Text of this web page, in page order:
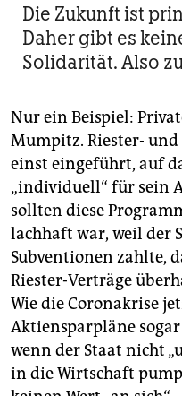
Die Zukunft ist
Daher gibt es
Solidarität. Also
Nur ein Beispiel:
Mumpitz. Riester-
einst eingeführt, auf
„individuell“ für sein
sollten diese
lachhaft war, weil der
Subventionen zahlte,
Riester-Verträge
Wie die Coronakrise
Aktiensparpläne
wenn der Staat nicht
in die Wirtschaft